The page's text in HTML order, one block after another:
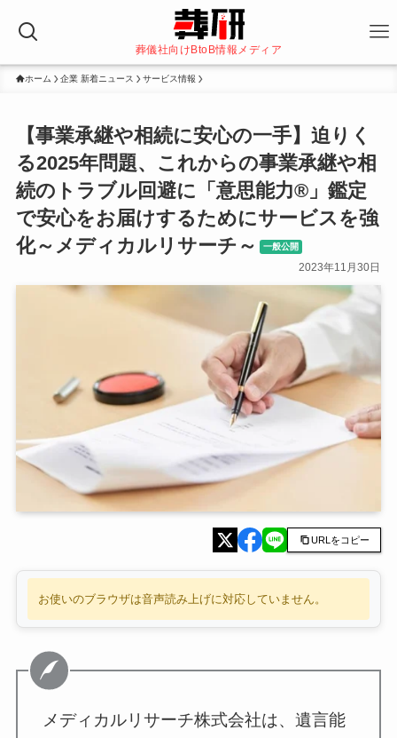
葬儀社向けBtoB情報メディア
ホーム 企業 新着ニュース サービス情報
【事業承継や相続に安心の一手】迫りく
る2025年問題、これからの事業承継や相
続のトラブル回避に「意思能力®」鑑定
で安心をお届けするためにサービスを強
化～メディカルリサーチ～
一般公開
2023年11月30日
URLをコピー
お使いのブラウザは音声読み上げに対応していません。
メディカルリサーチ株式会社は、遺言能